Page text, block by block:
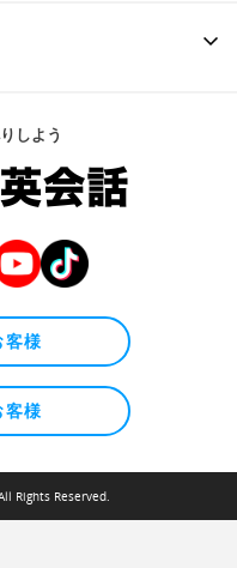
しよう
客様
客様
Rights Reserved.